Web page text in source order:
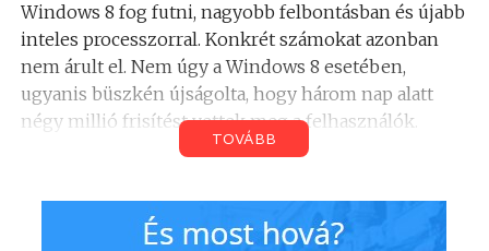
Windows 8 fog futni, nagyobb felbontásban és újabb
inteles processzorral. Konkrét számokat azonban
nem árult el. Nem úgy a Windows 8 esetében,
ugyanis büszkén újságolta, hogy három nap alatt
négy millió frisítést vettek meg a felhasználók.
TOVÁBB